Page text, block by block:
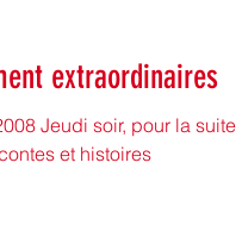
extraordinaires
Jeudi soir, pour la suite
et histoires